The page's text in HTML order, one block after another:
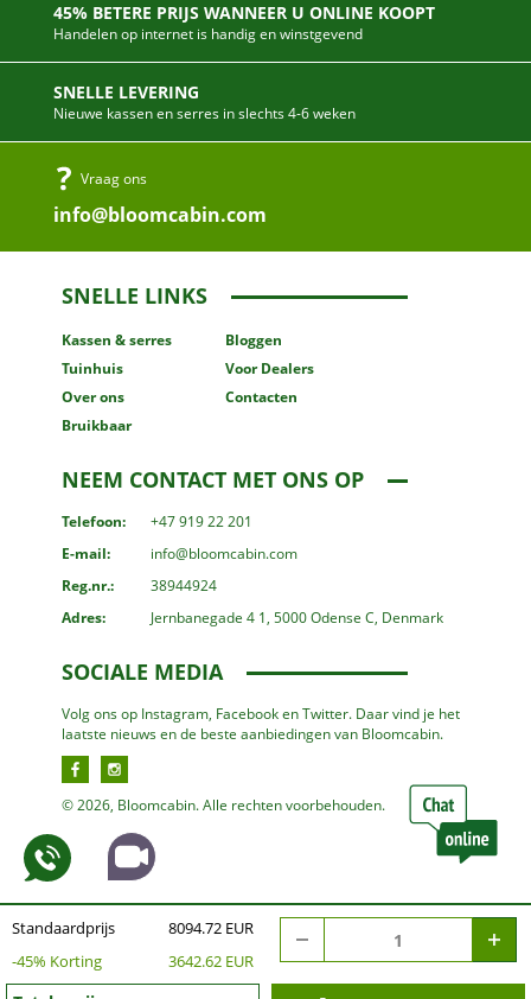
Standaardprijs
8094.72 EUR
-45% Korting 3642.62 EUR
45% BETERE PRIJS WANNEER U ONLINE KOOPT
Handelen op internet is handig en winstgevend
SNELLE LEVERING
Nieuwe kassen en serres in slechts 4-6 weken
Vraag ons
info@bloomcabin.com
SNELLE LINKS
Kassen & serres
Tuinhuis
Over ons
Bruikbaar
Bloggen
Voor Dealers
Contacten
NEEM CONTACT MET ONS OP
Telefoon:
+47 919 22 201
E-mail:
info@bloomcabin.com
Reg.nr.:
38944924
Adres:
Jernbanegade 4 1, 5000 Odense C, Denmark
SOCIALE MEDIA
Volg ons op Instagram, Facebook en Twitter. Daar vind je het
laatste nieuws en de beste aanbiedingen van Bloomcabin.
© 2026, Bloomcabin. Alle rechten voorbehouden.